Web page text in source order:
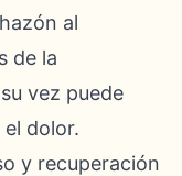
al
de la
vez puede
dolor.
y recuperación